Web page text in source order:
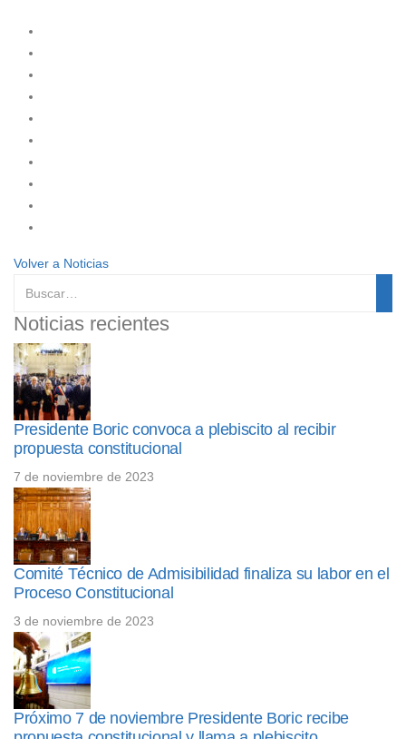
Volver a Noticias
Noticias recientes
Presidente Boric convoca a plebiscito al recibir
propuesta constitucional
7 de noviembre de 2023
Comité Técnico de Admisibilidad finaliza su labor en el
Proceso Constitucional
3 de noviembre de 2023
Próximo 7 de noviembre Presidente Boric recibe